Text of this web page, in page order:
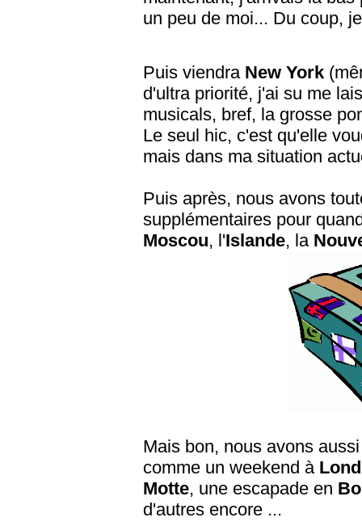
un peu de moi... Du coup,
Puis viendra New York
d'ultra priorité, j'ai su me
musicals, bref, la grosse
Le seul hic, c'est qu'elle
mais dans ma situation
Puis après, nous avons
supplémentaires pour
Moscou, l'Islande, la
Mais bon, nous avons
comme un weekend à
Motte, une escapade en
d'autres encore ...